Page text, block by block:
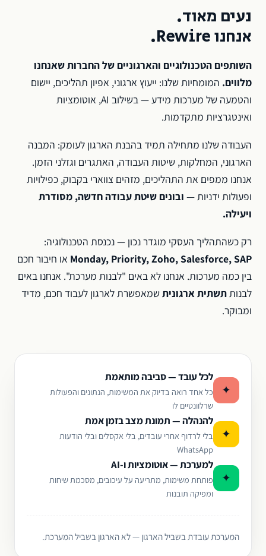
נעים מאוד.
אנחנו Rewire.
השותפים הטכנולוגיים והארגוניים של החברות שאנחנו
מלווים. המומחיות שלנו: ייעוץ ארגוני, אפיון תהליכים, יישום
והטמעה של מערכות מידע — בשילוב AI, אוטומציות
ואינטגרציות מתקדמות.
העבודה שלנו מתחילה תמיד בהבנת הארגון לעומק: המבנה
הארגוני, המחלקות, שיטות העבודה, האתגרים וגזלני הזמן.
אנחנו ממפים את התהליכים, מזהים צווארי בקבוק, כפילויות
ופעולות ידניות — ובונים שיטת עבודה חדשה, מסודרת
ויעילה.
רק כשהתהליך העסקי מוגדר נכון — נכנסת הטכנולוגיה:
Monday, Priority, Zoho, Salesforce, SAP או חיבור חכם
בין כמה מערכות. אנחנו לא באים "לבנות מערכת". אנחנו באים
לבנותתשתית ארגוניתשמאפשרת לארגון לעבוד חכם, מדיד
ומבוקר.
✦
לכל עובד — סביבה מותאמת
כל אחד רואה בדיוק את המשימות, הנתונים והפעולות
שרלוונטיים לו
✦
להנהלה — תמונת מצב בזמן אמת
בלי לרדוף אחרי עובדים, בלי אקסלים ובלי הודעות
WhatsApp
✦
למערכת — אוטומציות ו-AI
פותחת משימות, מתריעה על עיכובים, מסכמת שיחות
ומפיקה תובנות
המערכת עובדת בשביל הארגון — לא הארגון בשביל המערכת.